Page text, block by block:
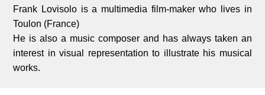
Frank Lovisolo is a multimedia film-maker who lives in
Toulon (France)
He is also a music composer and has always taken an
interest in visual representation to illustrate his musical
works.